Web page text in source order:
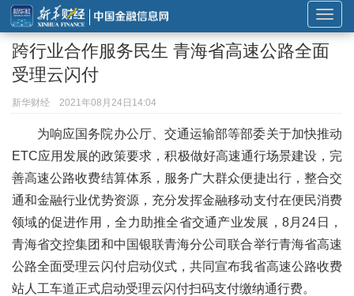
展
开
或
导
航
跨行业合作服务民生 青海省高速公路全面
受理云闪付
新华财经 2021年08月24日14:04
为响应国务院办公厅、交通运输部等部委关于加快推动
ETC应用发展的政策要求，积极做好高速通行场景建设，完
善高速公路收费结算体系，服务广大群众便捷出行，整合交
通和金融行业优势资源，充分发挥金融移动支付在便民消费
领域的促进作用，全力助推全省交通产业发展，8月24日，
青海省交控集团和中国银联青海分公司联合举行青海省高速
公路全面受理云闪付启动仪式，共同宣布我省高速公路收费
站人工车道正式启动受理云闪付扫码支付缴纳通行费。